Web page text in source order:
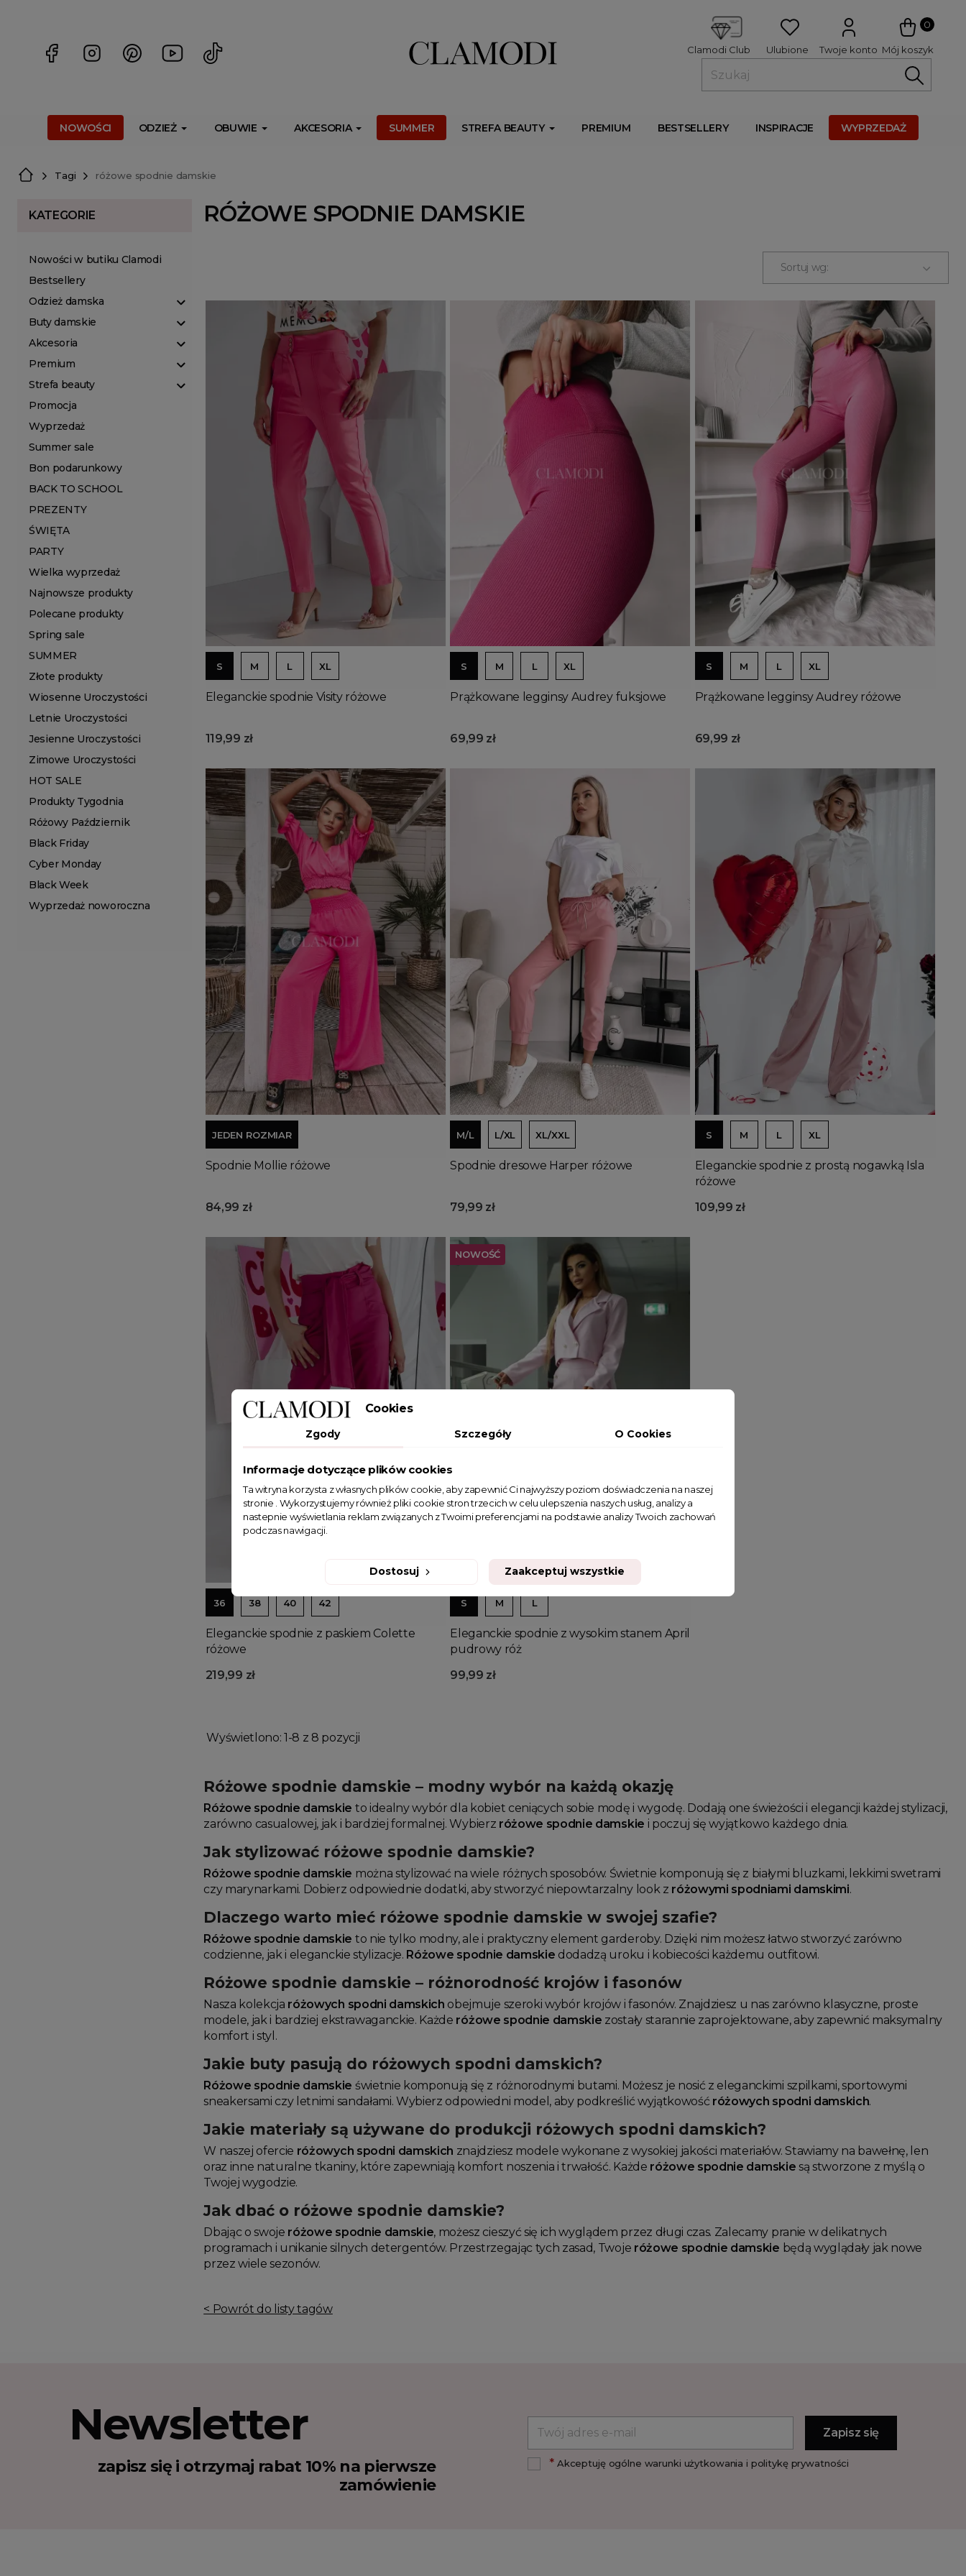
0
Mój koszyk
Twoje konto
Ulubione
Clamodi Club
NOWOŚCI ODZIEŻ OBUWIE AKCESORIA SUMMER STREFA BEAUTY PREMIUM BESTSELLERY INSPIRACJE WYPRZEDAŻ
Tagi różowe spodnie damskie
KATEGORIE
Nowości w butiku Clamodi
Bestsellery
Odzież damska
Buty damskie
Akcesoria
Premium
Strefa beauty
Promocja
Wyprzedaż
Summer sale
Bon podarunkowy
BACK TO SCHOOL
PREZENTY
ŚWIĘTA
PARTY
Wielka wyprzedaż
Najnowsze produkty
Polecane produkty
Spring sale
SUMMER
Złote produkty
Wiosenne Uroczystości
Letnie Uroczystości
Jesienne Uroczystości
Zimowe Uroczystości
HOT SALE
Produkty Tygodnia
Różowy Październik
Black Friday
Cyber Monday
Black Week
Wyprzedaż noworoczna
RÓŻOWE SPODNIE DAMSKIE
Sortuj wg:
Dodaj do koszyka
S M L XL
Eleganckie spodnie Visity różowe
119,99 zł
Dodaj do koszyka
S M L XL
Prążkowane legginsy Audrey fuksjowe
69,99 zł
S M L XL
Prążkowane legginsy Audrey różowe
69,99 zł
Dodaj do koszyka
JEDEN ROZMIAR
Spodnie Mollie różowe
84,99 zł
Dodaj do koszyka
M/L L/XL XL/XXL
Spodnie dresowe Harper różowe
79,99 zł
S M L XL
Eleganckie spodnie z prostą nogawką Isla
różowe
109,99 zł
Dodaj do koszyka
36 38 40 42
Eleganckie spodnie z paskiem Colette
różowe
219,99 zł
S M L
Eleganckie spodnie z wysokim stanem April
pudrowy róż
99,99 zł
NOWOŚĆ
Wyświetlono: 1-8 z 8 pozycji
Różowe spodnie damskie – modny wybór na każdą okazję
Różowe spodnie damskie to idealny wybór dla kobiet ceniących sobie modę i wygodę. Dodają one świeżości i elegancji każdej stylizacji,
zarówno casualowej, jak i bardziej formalnej. Wybierz różowe spodnie damskie i poczuj się wyjątkowo każdego dnia.
Jak stylizować różowe spodnie damskie?
Różowe spodnie damskie można stylizować na wiele różnych sposobów. Świetnie komponują się z białymi bluzkami, lekkimi swetrami
czy marynarkami. Dobierz odpowiednie dodatki, aby stworzyć niepowtarzalny look z różowymi spodniami damskimi.
Dlaczego warto mieć różowe spodnie damskie w swojej szafie?
Różowe spodnie damskie to nie tylko modny, ale i praktyczny element garderoby. Dzięki nim możesz łatwo stworzyć zarówno
codzienne, jak i eleganckie stylizacje. Różowe spodnie damskie dodadzą uroku i kobiecości każdemu outfitowi.
Różowe spodnie damskie – różnorodność krojów i fasonów
Nasza kolekcja różowych spodni damskich obejmuje szeroki wybór krojów i fasonów. Znajdziesz u nas zarówno klasyczne, proste
modele, jak i bardziej ekstrawaganckie. Każde różowe spodnie damskie zostały starannie zaprojektowane, aby zapewnić maksymalny
komfort i styl.
Jakie buty pasują do różowych spodni damskich?
Różowe spodnie damskie świetnie komponują się z różnorodnymi butami. Możesz je nosić z eleganckimi szpilkami, sportowymi
sneakersami czy letnimi sandałami. Wybierz odpowiedni model, aby podkreślić wyjątkowość różowych spodni damskich.
Jakie materiały są używane do produkcji różowych spodni damskich?
W naszej ofercie różowych spodni damskich znajdziesz modele wykonane z wysokiej jakości materiałów. Stawiamy na bawełnę, len
oraz inne naturalne tkaniny, które zapewniają komfort noszenia i trwałość. Każde różowe spodnie damskie są stworzone z myślą o
Twojej wygodzie.
Jak dbać o różowe spodnie damskie?
Dbając o swoje różowe spodnie damskie, możesz cieszyć się ich wyglądem przez długi czas. Zalecamy pranie w delikatnych
programach i unikanie silnych detergentów. Przestrzegając tych zasad, Twoje różowe spodnie damskie będą wyglądały jak nowe
przez wiele sezonów.
< Powrót do listy tagów
Newsletter
zapisz się i otrzymaj rabat 10% na pierwsze
zamówienie
*Akceptuję ogólne warunki użytkowania i politykę prywatności
Cookies
Zgody Szczegóły O Cookies
Informacje dotyczące plików cookies
Ta witryna korzysta z własnych plików cookie, aby zapewnić Ci najwyższy poziom doświadczenia na naszej
stronie . Wykorzystujemy również pliki cookie stron trzecich w celu ulepszenia naszych usług, analizy a
nastepnie wyświetlania reklam związanych z Twoimi preferencjami na podstawie analizy Twoich zachowań
podczas nawigacji.
Dostosuj Zaakceptuj wszystkie